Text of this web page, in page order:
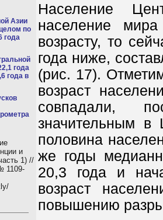
Азии
по
года
года
года в
и
1) //
1109-
Население
население
возрасту, то
года ниже,
(рис. 17).
возраст
совпадали,
значительным в
половина
же годы
20,3 года и
возраст
повышению